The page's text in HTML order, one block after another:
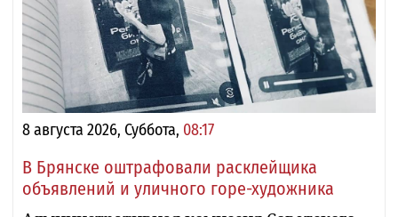
8 августа 2026, Суббота, 08:17
В Брянске оштрафовали расклейщика
объявлений и уличного горе-художника